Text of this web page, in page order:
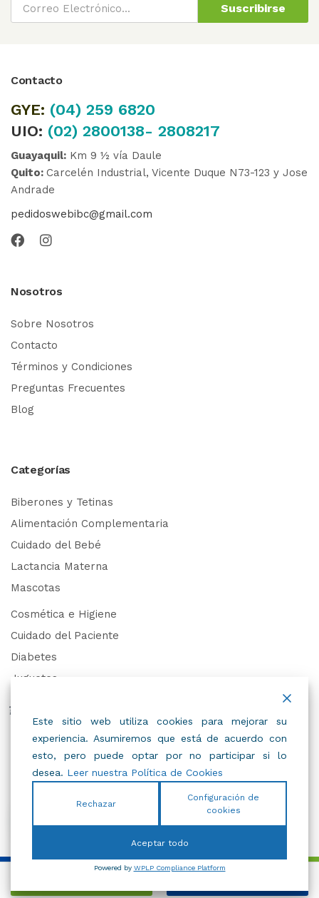
Suscribirse
Contacto
GYE: (04) 259 6820
UIO: (02) 2800138- 2808217
Guayaquil: Km 9 ½ vía Daule
Quito: Carcelén Industrial, Vicente Duque N73-123 y Jose
Andrade
pedidoswebibc@gmail.com
Nosotros
Sobre Nosotros
Contacto
Términos y Condiciones
Preguntas Frecuentes
Blog
Categorías
Biberones y Tetinas
Alimentación Complementaria
Cuidado del Bebé
Lactancia Materna
Mascotas
Cosmética e Higiene
Cuidado del Paciente
Diabetes
Juguetes
Trabaja con Nosotros
Este sitio web utiliza cookies para mejorar su
experiencia. Asumiremos que está de acuerdo con
esto, pero puede optar por no participar si lo
desea. Leer nuestra Política de Cookies
Rechazar
Configuración de
cookies
Aceptar todo
Powered by WPLP Compliance Platform